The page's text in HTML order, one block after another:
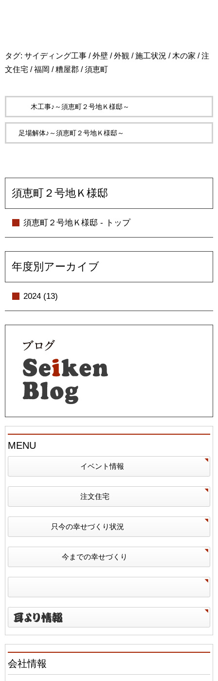
タグ: サイディング工事 /外壁 /外観 /施工状況 / 木の家 /注
文住宅 /福岡 /糟屋郡 /須恵町
木工事♪～須恵町２号地Ｋ様邸～
足場解体♪～須恵町２号地Ｋ様邸～
須恵町２号地Ｋ様邸
須恵町２号地Ｋ様邸 - トップ
年度別アーカイブ
2024 (13)
MENU
イベント情報
注文住宅
只今の幸せづくり状況
今までの幸せづくり
会社情報